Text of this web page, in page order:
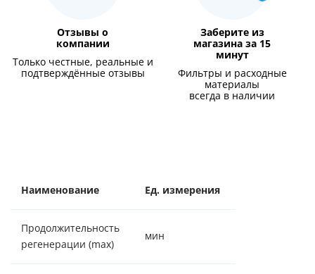
Отзывы о
компании
Только честные, реальные и
подтверждённые отзывы
Заберите из
магазина за 15
минут
Фильтры и расходные
материалы
всегда в наличии
Наименование Ед. измерения
Продолжительность
регенерации (max)
мин